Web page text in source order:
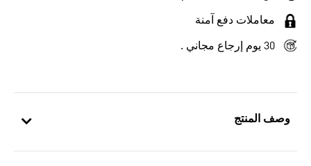
وصف المنتج
معاملات دفع آمنة